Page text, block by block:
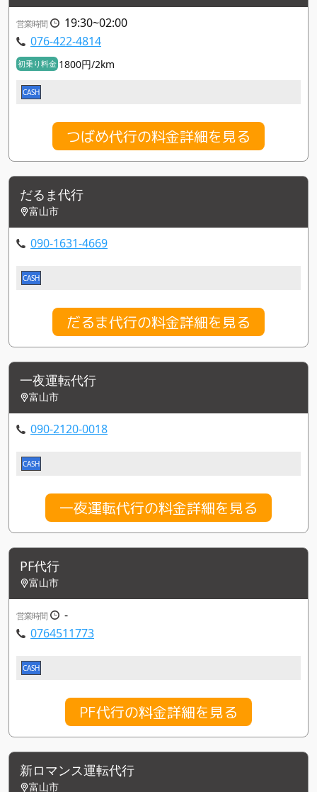
営業時間
19:30~02:00
076-422-4814
初乗り料金 1800円/2km
CASH
つばめ代行の料金詳細を見る
だるま代行
富山市
090-1631-4669
CASH
だるま代行の料金詳細を見る
一夜運転代行
富山市
090-2120-0018
CASH
一夜運転代行の料金詳細を見る
PF代行
富山市
営業時間
-
0764511773
CASH
PF代行の料金詳細を見る
新ロマンス運転代行
富山市